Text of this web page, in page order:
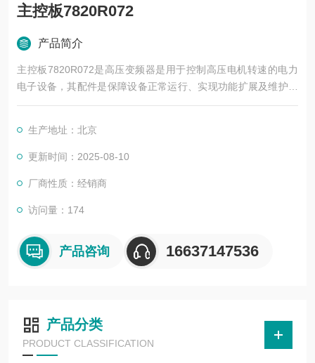
主控板7820R072
产品简介
主控板7820R072是高压变频器是用于控制高压电机转速的电力
电子设备，其配件是保障设备正常运行、实现功能扩展及维护维
修的重要组成部分。这些配件种类繁多，涵盖了功率变换、控
生产地址：北京
更新时间：2025-08-10
厂商性质：经销商
访问量：174
产品咨询 16637147536
产品分类
PRODUCT CLASSIFICATION